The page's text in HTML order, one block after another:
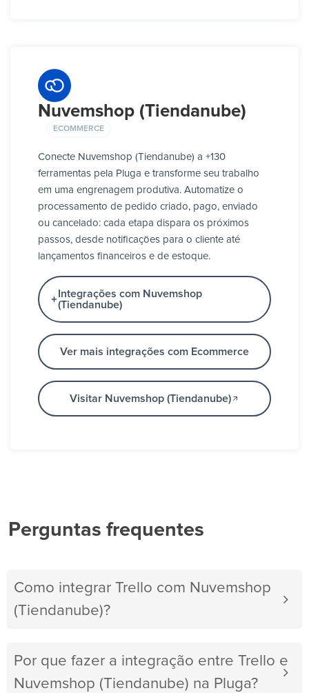
Nuvemshop (Tiendanube)
ECOMMERCE
Conecte Nuvemshop (Tiendanube) a +130
ferramentas pela Pluga e transforme seu trabalho
em uma engrenagem produtiva. Automatize o
processamento de pedido criado, pago, enviado
ou cancelado: cada etapa dispara os próximos
passos, desde notificações para o cliente até
lançamentos financeiros e de estoque.
Integrações com Nuvemshop
(Tiendanube)
Ver mais integrações com Ecommerce
Visitar Nuvemshop (Tiendanube)
Perguntas frequentes
Como integrar Trello com Nuvemshop
(Tiendanube)?
Por que fazer a integração entre Trello e
Nuvemshop (Tiendanube) na Pluga?